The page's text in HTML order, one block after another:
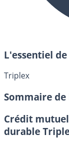
L'essentiel
Triplex
Sommaire
Crédit
durable